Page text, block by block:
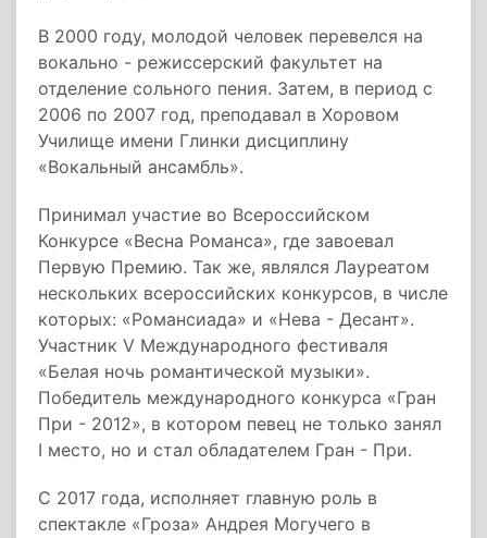
В 2000 году, молодой человек перевелся на
вокально - режиссерский факультет на
отделение сольного пения. Затем, в период с
2006 по 2007 год, преподавал в Хоровом
Училище имени Глинки дисциплину
«Вокальный ансамбль».
Принимал участие во Всероссийском
Конкурсе «Весна Романса», где завоевал
Первую Премию. Так же, являлся Лауреатом
нескольких всероссийских конкурсов, в числе
которых: «Романсиада» и «Нева - Десант».
Участник V Международного фестиваля
«Белая ночь романтической музыки».
Победитель международного конкурса «Гран
При - 2012», в котором певец не только занял
I место, но и стал обладателем Гран - При.
С 2017 года, исполняет главную роль в
спектакле «Гроза» Андрея Могучего в